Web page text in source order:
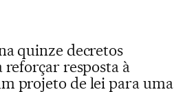
quinze decretos
reforçar resposta à
projeto de lei para uma